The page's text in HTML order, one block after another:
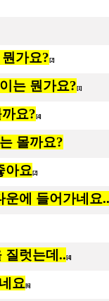
가요? [2]
는 뭔가요? [1]
요? [4]
몰까요?
아요[2]
운에 들어가네요
질럿는데.. [4]
요[6]